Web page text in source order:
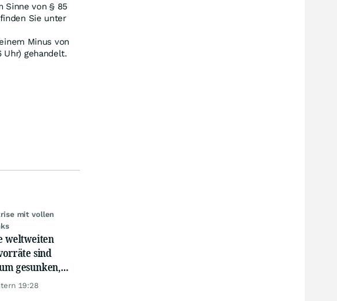
Sinne von § 85
Sie unter
Minus von
Uhr) gehandelt.
mit vollen
weltweiten
sind
gesunken,
Krise
19:28